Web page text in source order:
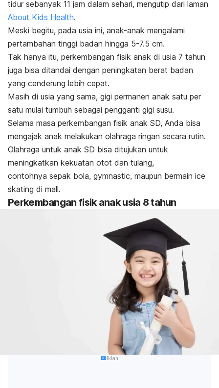
tidur sebanyak 11 jam dalam sehari, mengutip dari laman
About Kids Health.
Meski begitu, pada usia ini, anak-anak mengalami
pertambahan tinggi badan hingga 5-7.5 cm.
Tak hanya itu, perkembangan fisik anak di usia 7 tahun
juga bisa ditandai dengan peningkatan berat badan
yang cenderung lebih cepat.
Masih di usia yang sama, gigi permanen anak satu per
satu mulai tumbuh sebagai pengganti gigi susu.
Selama masa perkembangan fisik anak SD, Anda bisa
mengajak anak melakukan olahraga ringan secara rutin.
Olahraga untuk anak SD bisa ditujukan untuk
meningkatkan kekuatan otot dan tulang,
contohnya sepak bola, gymnastic, maupun bermain ice
skating di mall.
Perkembangan fisik anak usia 8 tahun
Iklan